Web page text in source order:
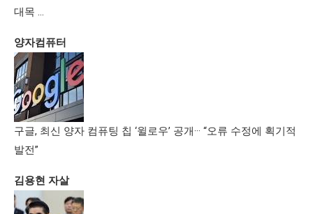
대목 …
양자컴퓨터
구글, 최신 양자 컴퓨팅 칩 ‘윌로우’ 공개··· “오류 수정에 획기적
발전”
김용현 자살